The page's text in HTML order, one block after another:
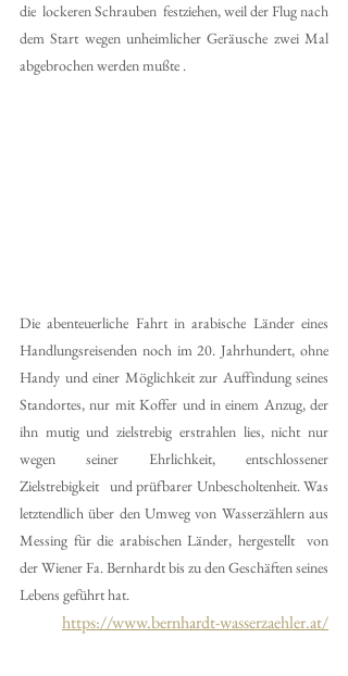
die  lockeren Schrauben  festziehen, weil der Flug nach
dem Start wegen unheimlicher Geräusche zwei Mal
abgebrochen werden mußte .
Die abenteuerliche Fahrt in arabische Länder eines
Handlungsreisenden noch im 20. Jahrhundert, ohne
Handy und einer Möglichkeit zur Auffindung seines
Standortes, nur mit Koffer und in einem Anzug, der
ihn mutig und zielstrebig erstrahlen lies, nicht nur
wegen seiner Ehrlichkeit, entschlossener
Zielstrebigkeit   und prüfbarer Unbescholtenheit. Was
letztendlich über den Umweg von Wasserzählern aus
Messing für die arabischen Länder, hergestellt  von
der Wiener Fa. Bernhardt bis zu den Geschäften seines
Lebens geführt hat.
https://www.bernhardt-wasserzaehler.at/